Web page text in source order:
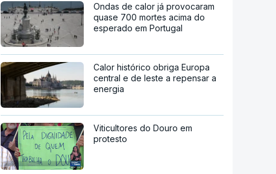
Ondas de calor já provocaram
quase 700 mortes acima do
esperado em Portugal
Calor histórico obriga Europa
central e de leste a repensar a
energia
Viticultores do Douro em
protesto